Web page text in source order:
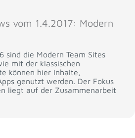
vom 1.4.2017: Modern
sind die Modern Team Sites
mit der klassischen
können hier Inhalte,
genutzt werden. Der Fokus
liegt auf der Zusammenarbeit